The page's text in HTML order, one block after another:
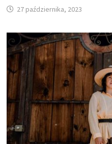
27 października, 2023